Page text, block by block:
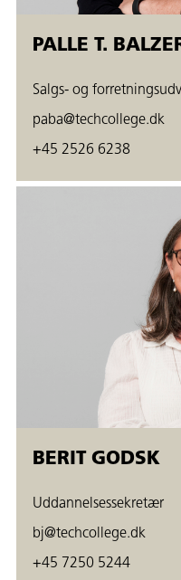
PALLE T.
Salgs- og
paba@techcollege.dk
+45 2526 6238
BERIT GODSK
Uddannelsessekretær
bj@techcollege.dk
+45 7250 5244